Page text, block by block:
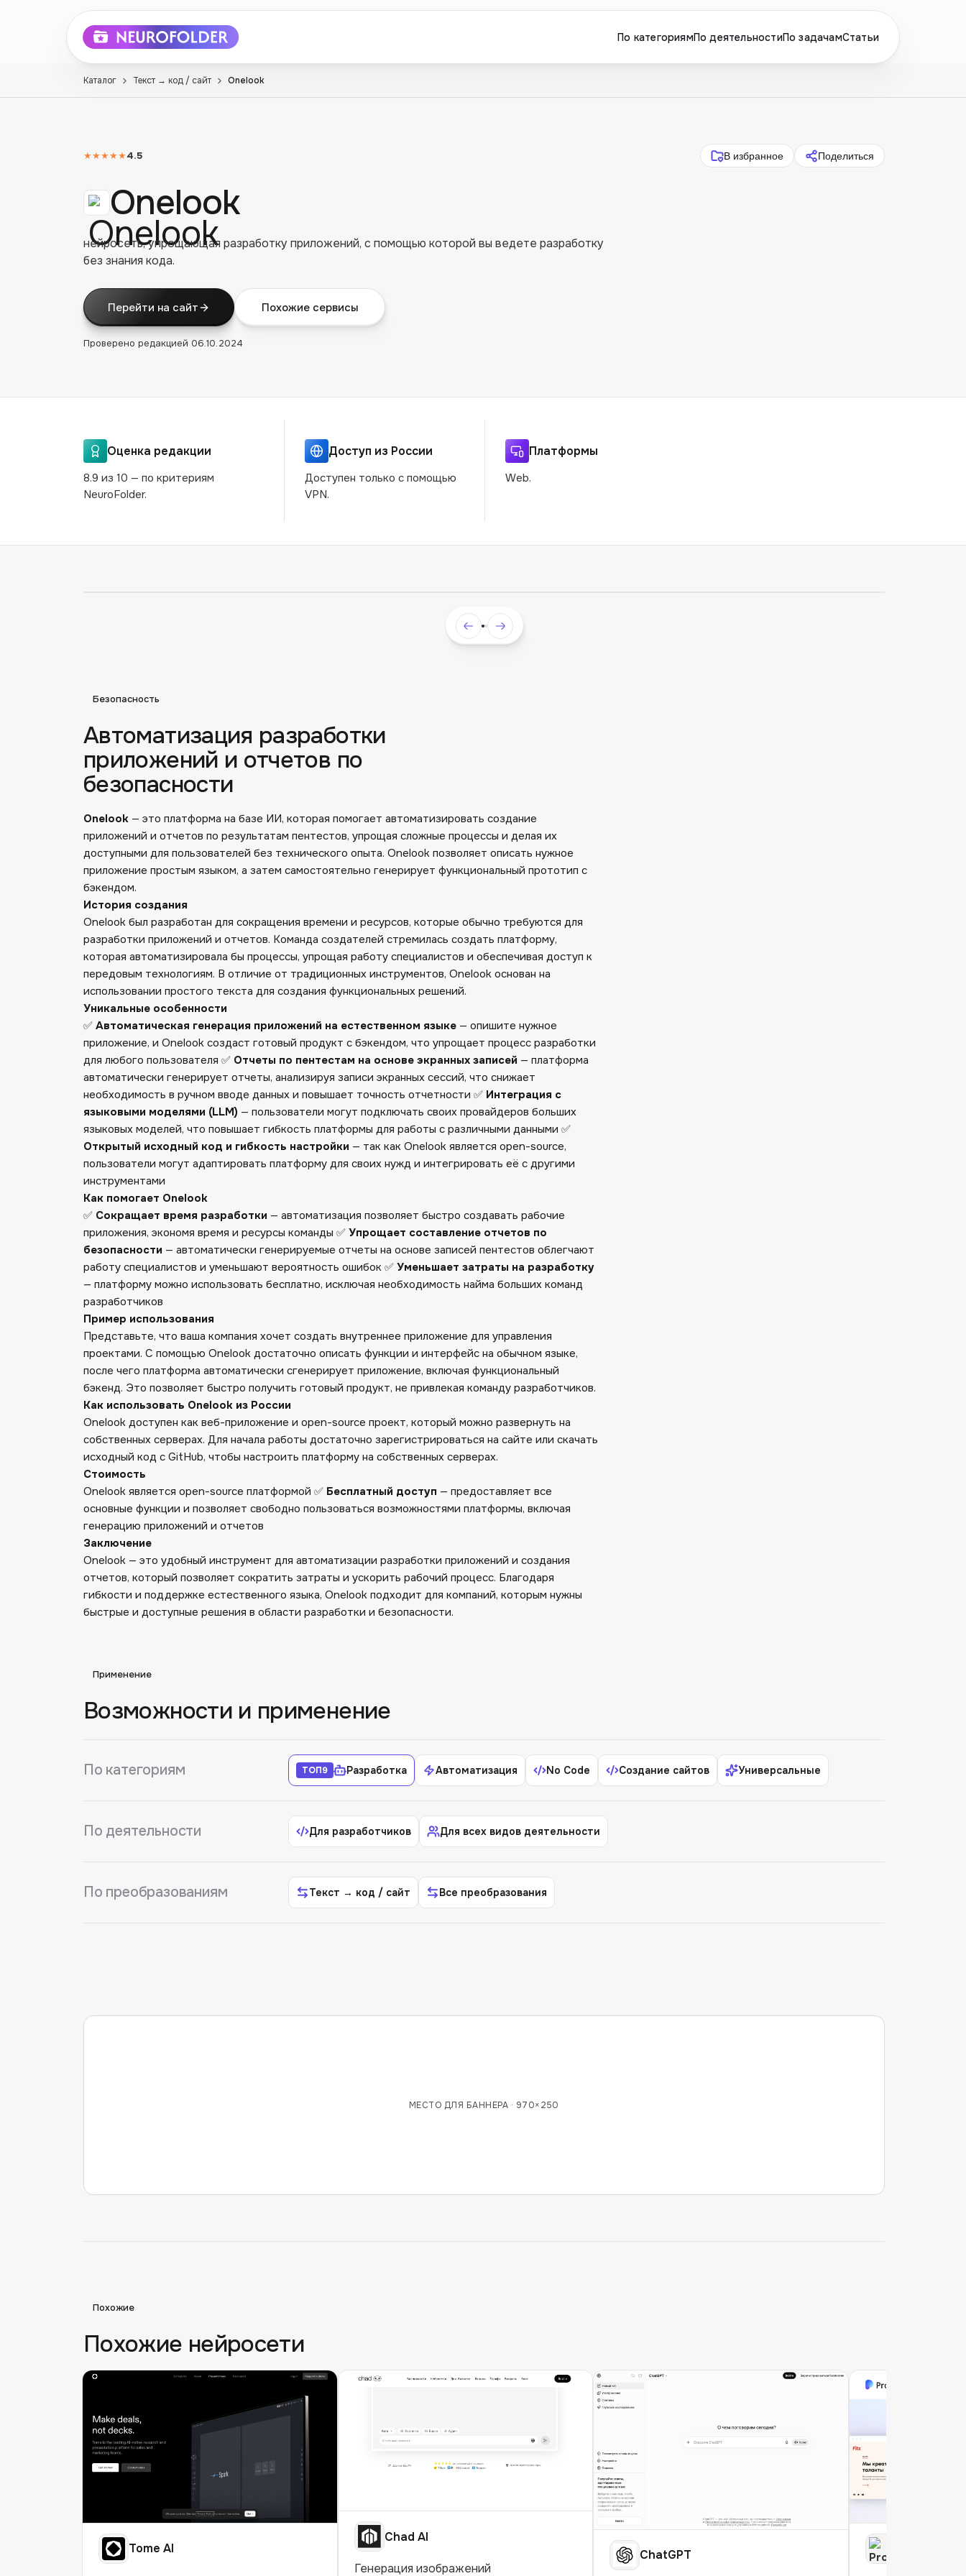
По категориямПо деятельностиПо задачамСтатьи
Каталог Текст → код / сайт Onelook
★★★★★4.5 В избранное Поделиться
Onelook
нейросеть, упрощающая разработку приложений, с помощью которой вы ведете разработку
без знания кода.
Перейти на сайт Похожие сервисы
Проверено редакцией 06.10.2024
Оценка редакции
8.9 из 10 — по критериям
NeuroFolder.
Доступ из России
Доступен только с помощью
VPN.
Платформы
Web.
Безопасность
Автоматизация разработки
приложений и отчетов по
безопасности
Onelook — это платформа на базе ИИ, которая помогает автоматизировать создание
приложений и отчетов по результатам пентестов, упрощая сложные процессы и делая их
доступными для пользователей без технического опыта. Onelook позволяет описать нужное
приложение простым языком, а затем самостоятельно генерирует функциональный прототип с
бэкендом.
История создания
Onelook был разработан для сокращения времени и ресурсов, которые обычно требуются для
разработки приложений и отчетов. Команда создателей стремилась создать платформу,
которая автоматизировала бы процессы, упрощая работу специалистов и обеспечивая доступ к
передовым технологиям. В отличие от традиционных инструментов, Onelook основан на
использовании простого текста для создания функциональных решений.
Уникальные особенности
✅ Автоматическая генерация приложений на естественном языке — опишите нужное
приложение, и Onelook создаст готовый продукт с бэкендом, что упрощает процесс разработки
для любого пользователя ✅ Отчеты по пентестам на основе экранных записей — платформа
автоматически генерирует отчеты, анализируя записи экранных сессий, что снижает
необходимость в ручном вводе данных и повышает точность отчетности ✅ Интеграция с
языковыми моделями (LLM) — пользователи могут подключать своих провайдеров больших
языковых моделей, что повышает гибкость платформы для работы с различными данными ✅
Открытый исходный код и гибкость настройки — так как Onelook является open-source,
пользователи могут адаптировать платформу для своих нужд и интегрировать её с другими
инструментами
Как помогает Onelook
✅ Сокращает время разработки — автоматизация позволяет быстро создавать рабочие
приложения, экономя время и ресурсы команды ✅ Упрощает составление отчетов по
безопасности — автоматически генерируемые отчеты на основе записей пентестов облегчают
работу специалистов и уменьшают вероятность ошибок ✅ Уменьшает затраты на разработку
— платформу можно использовать бесплатно, исключая необходимость найма больших команд
разработчиков
Пример использования
Представьте, что ваша компания хочет создать внутреннее приложение для управления
проектами. С помощью Onelook достаточно описать функции и интерфейс на обычном языке,
после чего платформа автоматически сгенерирует приложение, включая функциональный
бэкенд. Это позволяет быстро получить готовый продукт, не привлекая команду разработчиков.
Как использовать Onelook из России
Onelook доступен как веб-приложение и open-source проект, который можно развернуть на
собственных серверах. Для начала работы достаточно зарегистрироваться на сайте или скачать
исходный код с GitHub, чтобы настроить платформу на собственных серверах.
Стоимость
Onelook является open-source платформой ✅ Бесплатный доступ — предоставляет все
основные функции и позволяет свободно пользоваться возможностями платформы, включая
генерацию приложений и отчетов
Заключение
Onelook — это удобный инструмент для автоматизации разработки приложений и создания
отчетов, который позволяет сократить затраты и ускорить рабочий процесс. Благодаря
гибкости и поддержке естественного языка, Onelook подходит для компаний, которым нужны
быстрые и доступные решения в области разработки и безопасности.
Применение
Возможности и применение
По категориям ТОП9 Разработка Автоматизация No Code Создание сайтов Универсальные
По деятельности Для разработчиков Для всех видов деятельности
По преобразованиям Текст → код / сайт Все преобразования
МЕСТО ДЛЯ БАННЕРА · 970×250
Похожие
Похожие нейросети
Tome AI
Chad AI
Генерация изображений
ChatGPT